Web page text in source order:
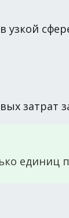
узкой
затрат
единиц